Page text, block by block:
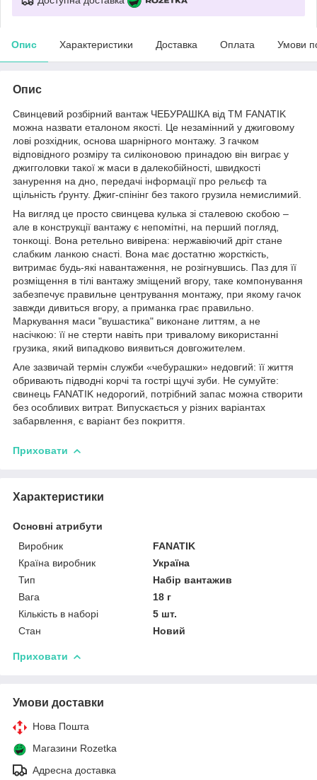
Опис Характеристики Доставка Оплата Умови
Опис
Свинцевий розбірний вантаж ЧЕБУРАШКА від ТМ FANATIK
можна назвати еталоном якості. Це незамінний у джиговому
лові розхідник, основа шарнірного монтажу. З гачком
відповідного розміру та силіконовою принадою він виграє у
джигголовки такої ж маси в далекобійності, швидкості
занурення на дно, передачі інформації про рельєф та
щільність ґрунту. Джиг-спінінг без такого грузила немислимий.
На вигляд це просто свинцева кулька зі сталевою скобою –
але в конструкції вантажу є непомітні, на перший погляд,
тонкощі. Вона ретельно вивірена: нержавіючий дріт стане
слабким ланкою снасті. Вона має достатню жорсткість,
витримає будь-які навантаження, не розігнувшись. Паз для її
розміщення в тілі вантажу зміщений вгору, таке компонування
забезпечує правильне центрування монтажу, при якому гачок
завжди дивиться вгору, а приманка грає правильно.
Маркування маси "вушастика" виконане литтям, а не
насічкою: її не стерти навіть при тривалому використанні
грузика, який випадково виявиться довгожителем.
Але зазвичай термін служби «чебурашки» недовгий: її життя
обривають підводні корчі та гострі щучі зуби. Не сумуйте:
свинець FANATIK недорогий, потрібний запас можна створити
без особливих витрат. Випускається у різних варіантах
забарвлення, є варіант без покриття.
Приховати
Характеристики
Основні атрибути
Виробник
FANATIK
Країна виробник
Україна
Тип
Набір вантажив
Вага
18 г
Кількість в наборі
5 шт.
Стан
Новий
Приховати
Умови доставки
Нова Пошта
Магазини Rozetka
Адресна доставка